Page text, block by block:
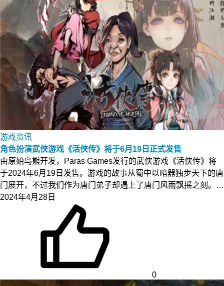
游戏资讯
角色扮演武侠游戏《活侠传》将于6月19日正式发售
由原始鸟熊开发，Paras Games发行的武侠游戏《活侠传》将
于2024年6月19日发售。游戏的故事从蜀中以暗器独步天下的唐
门展开，不过我们作为唐门弟子却遇上了唐门风雨飘摇之刻。…
2024年4月28日
0